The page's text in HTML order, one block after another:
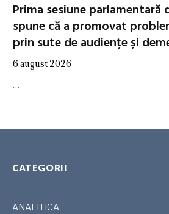
Prima sesiune parlamentară
spune că a promovat
prin sute de audiențe și
6 august 2026
…
CATEGORII
ANALITICA